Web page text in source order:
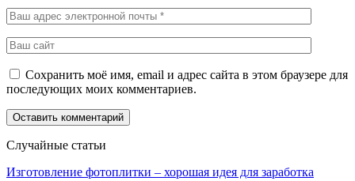
Сохранить моё имя, email и адрес сайта в этом браузере для
последующих моих комментариев.
Случайные статьи
Изготовление фотоплитки – хорошая идея для заработка